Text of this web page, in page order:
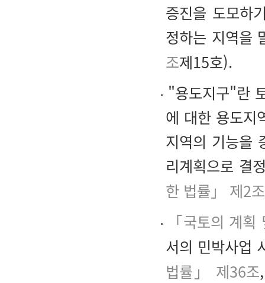
증진을 도모하
정하는 지역을
조제15호).
"용도지구"란
에 대한 용도지
지역의 기능을
리계획으로 결
한 법률」 제2조
「국토의 계
서의 민박사업
법률」 제36조,